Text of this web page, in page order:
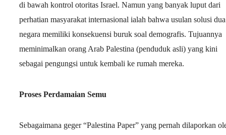
di bawah kontrol otoritas Israel. Namun yang banyak luput dari
perhatian masyarakat internasional ialah bahwa usulan solusi dua
negara memiliki konsekuensi buruk soal demografis. Tujuannya
meminimalkan orang Arab Palestina (penduduk asli) yang kini
sebagai pengungsi untuk kembali ke rumah mereka.
Proses Perdamaian Semu
Sebagaimana geger “Palestina Paper” yang pernah dilaporkan